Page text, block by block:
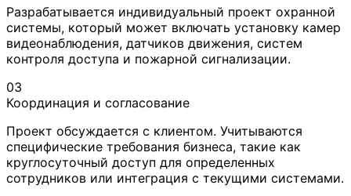
Разрабатывается индивидуальный проект охранной
системы, который может включать установку камер
видеонаблюдения, датчиков движения, систем
контроля доступа и пожарной сигнализации.
03
Координация и согласование
Проект обсуждается с клиентом. Учитываются
специфические требования бизнеса, такие как
круглосуточный доступ для определенных
сотрудников или интеграция с текущими системами.